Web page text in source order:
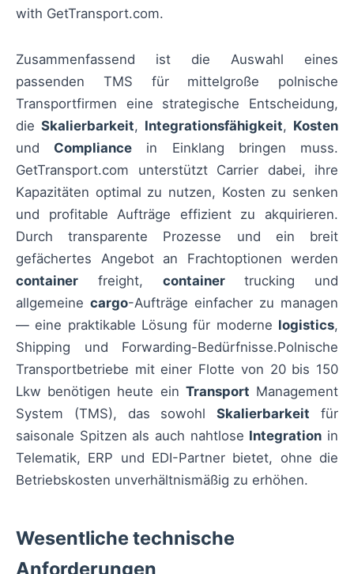
with GetTransport.com.
Zusammenfassend ist die Auswahl eines
passenden TMS für mittelgroße polnische
Transportfirmen eine strategische Entscheidung,
die Skalierbarkeit, Integrationsfähigkeit, Kosten
und Compliance in Einklang bringen muss.
GetTransport.com unterstützt Carrier dabei, ihre
Kapazitäten optimal zu nutzen, Kosten zu senken
und profitable Aufträge effizient zu akquirieren.
Durch transparente Prozesse und ein breit
gefächertes Angebot an Frachtoptionen werden
container freight, containertrucking und
allgemeine cargo-Aufträge einfacher zu managen
— eine praktikable Lösung für moderne logistics,
Shipping und Forwarding-Bedürfnisse.Polnische
Transportbetriebe mit einer Flotte von 20 bis 150
Lkw benötigen heute ein Transport Management
System (TMS), das sowohlSkalierbarkeit für
saisonale Spitzen als auch nahtlose Integration in
Telematik, ERP und EDI-Partner bietet, ohne die
Betriebskosten unverhältnismäßig zu erhöhen.
Wesentliche technische
Anforderungen